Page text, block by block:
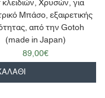
Μπάσο, εξαιρετικής
από την Gotoh
(made in Japan)
89,00€